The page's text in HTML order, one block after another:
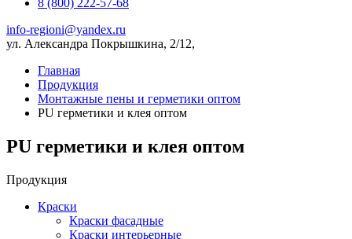
8 (800) 222-57-68
info-regioni@yandex.ru
ул. Александра Покрышкина, 2/12,
Главная
Продукция
Монтажные пены и герметики оптом
PU герметики и клея оптом
PU герметики и клея оптом
Продукция
Краски
Краски фасадные
Краски интерьерные